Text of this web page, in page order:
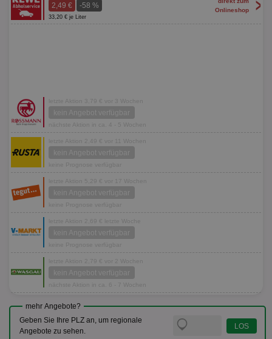
2,49 € -58 %
33,20 € je Liter
Onlineshop
>
letzte Aktion 3,79 € vor 3 Wochen
kein Angebot verfügbar
nächste Aktion in ca. 4 - 5 Wochen
letzte Aktion 2,49 € vor 11 Wochen
kein Angebot verfügbar
keine Prognose verfügbar
letzte Aktion 5,29 € vor 17 Wochen
kein Angebot verfügbar
keine Prognose verfügbar
letzte Aktion 2,69 € letzte Woche
kein Angebot verfügbar
keine Prognose verfügbar
letzte Aktion 2,79 € vor 2 Wochen
kein Angebot verfügbar
nächste Aktion in ca. 6 - 7 Wochen
mehr Angebote?
Geben Sie Ihre PLZ an, um regionale
Angebote zu sehen.